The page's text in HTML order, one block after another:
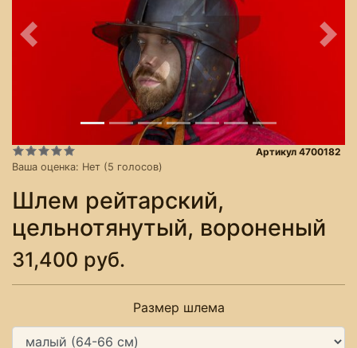
Предыдущее
Ваша оценка: Нет (5 голосов)
Артикул 4700182
Шлем рейтарский,
цельнотянутый, вороненый
31,400 руб.
Размер шлема